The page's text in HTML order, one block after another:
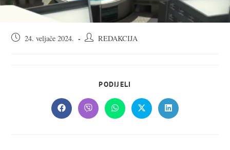
Objava24. veljače 2024.
AutorREDAKCIJA
PODIJELI
CONTENT
Opens
in
Opens
in
Opens
in
Opens
in
Opens
in